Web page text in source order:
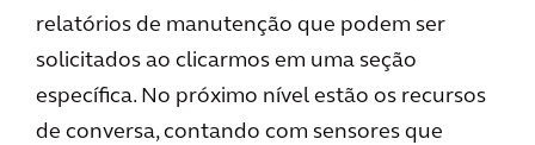
relatórios de manutenção que podem ser
solicitados ao clicarmos em uma seção
específica. No próximo nível estão os recursos
de conversa, contando com sensores que